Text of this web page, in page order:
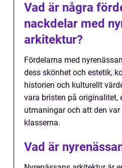
Vad är några
nackdelar med
arkitektur?
Fördelarna med
dess skönhet och estetik,
historien och kulturellt
vara bristen på originalitet,
utmaningar och att den
klasserna.
Vad är